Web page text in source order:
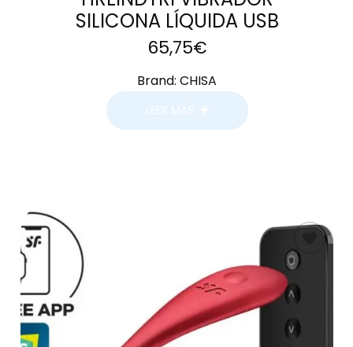
SILICONA LÍQUIDA USB
65,75€
Brand: CHISA
LEER MÁS